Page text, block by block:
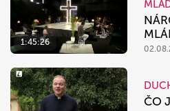
1:45:26
ČO